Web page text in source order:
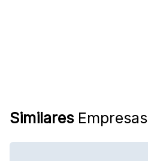
SimilaresEmpresas